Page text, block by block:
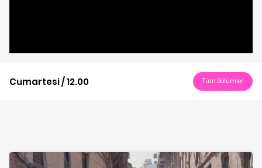
Cumartesi / 12.00 Tüm Bölümler